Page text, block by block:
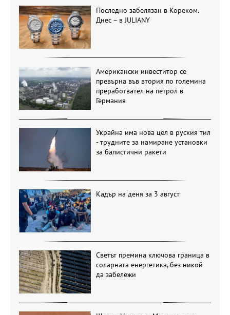
Последно забелязан в Кореком.
Днес – в JULIANY
Американски инвеститор се
превърна във втория по големина
преработвател на петрол в
Германия
Украйна има нова цел в руския тил
- трудните за намиране установки
за балистични ракети
Кадър на деня за 3 август
Светът премина ключова граница в
соларната енергетика, без никой
да забележи